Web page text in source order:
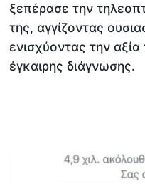
ξεπέρασε την
της, αγγίζοντας
ενισχύοντας την
έγκαιρης διάγνωσης.